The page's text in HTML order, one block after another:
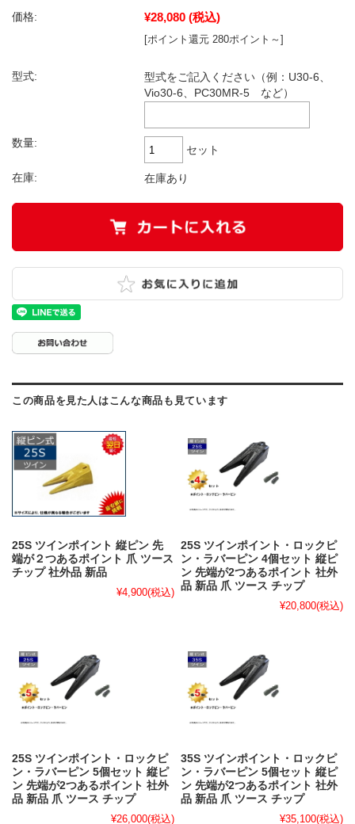
価格: ¥28,080 (税込)
[ポイント還元 280ポイント～]
型式:
型式をご記入ください（例：U30-6、
Vio30-6、PC30MR-5 など）
数量:
セット
在庫: 在庫あり
この商品を見た人はこんな商品も見ています
25S ツインポイント 縦ピン 先
端が２つあるポイント 爪 ツース
チップ 社外品 新品
¥4,900(税込)
25S ツインポイント・ロックピ
ン・ラバーピン 4個セット 縦ピ
ン 先端が2つあるポイント 社外
品 新品 爪 ツース チップ
¥20,800(税込)
25S ツインポイント・ロックピ
ン・ラバーピン 5個セット 縦ピ
ン 先端が2つあるポイント 社外
品 新品 爪 ツース チップ
¥26,000(税込)
35S ツインポイント・ロックピ
ン・ラバーピン 5個セット 縦ピ
ン 先端が2つあるポイント 社外
品 新品 爪 ツース チップ
¥35,100(税込)